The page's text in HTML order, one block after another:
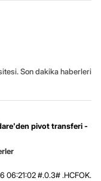
Son dakika haberleri
pivot transferi -
06:21:02 #.0.3# .HCFOK.